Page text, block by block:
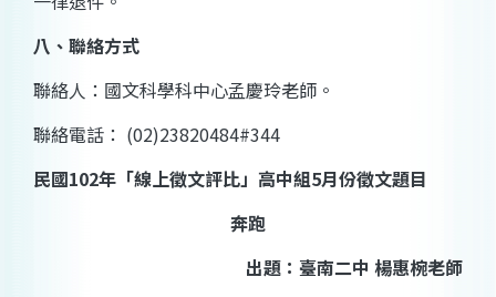
八、聯絡方式
聯絡人：國文科學科中心孟慶玲老師。
聯絡電話： (02)23820484#344
民國102年「線上徵文評比」高中組5月份徵文題目
奔跑
出題： 臺南二中 楊惠椀老師